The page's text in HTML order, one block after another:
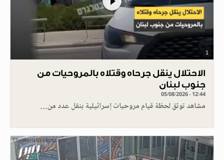
1
الاحتلال ينقل جرحاه وقتلاه بالمروحيات من
جنوب لبنان
05/08/2026 - 12:44
مشاهد توثق لحظة قيام مروحيات إسرائيلية بنقل عدد من…